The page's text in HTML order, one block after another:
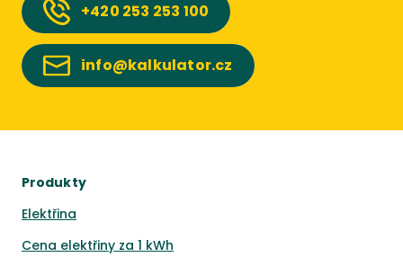
+420 253 253 100
info@kalkulator.cz
Produkty
Elektřina
Cena elektřiny za 1 kWh